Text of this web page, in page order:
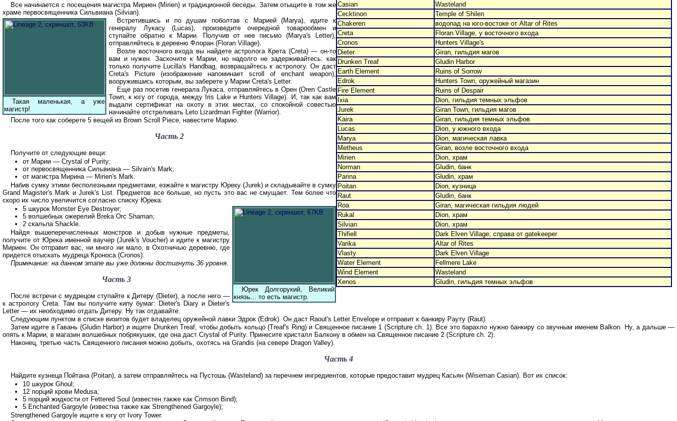
Casian
Wasteland
Сecktinon
Temple of Shilen
Chakeren
водопад на юго-востоке от Altar of Rites
Creta
Floran Village, у восточного входа
Cronos
Hunters Village's
Dieter
Giran, гильдия магов
Drunken Treaf
Gludin Harbor
Earth Element
Ruins of Sorrow
Edrok
Hunters Town, оружейный магазин
Fire Element
Ruins of Despair
Ixia
Dion, гильдия темных эльфов
Jurek
Giran Town, гильдия магов
Kaira
Giran, гильдия темных эльфов
Lucas
Dion, у южного входа
Marya
Dion, магическая лавка
Metheus
Giran, возле восточного входа
Mirien
Dion, храм
Norman
Gludin, банк
Parina
Gludin, храм
Poitan
Dion, кузница
Raut
Gludin, банк
Roa
Giran, магическая гильдия людей
Rukal
Dion, храм
Silvian
Dion, храм
Thifiell
Dark Elven Village, справа от gatekeeper
Varika
Altar of Rites
Vlasty
Dark Elven Village
Water Element
Fellmere Lake
Wind Element
Wasteland
Xenos
Gludin, гильдия темных эльфов
Все начинается с посещения магистра Мириен (Mirien) и традиционной беседы. Затем отыщите в том же
храме первосвященника Сильвиана (Silvian).
Такая маленькая, а уже
магистр!
Встретившись и по душам поболтав с Марией (Marya), идите к
генералу Лукасу (Lucas), произведите очередной товарообмен и
ступайте обратно к Марии. Получив от нее письмо (Marya's Letter),
отправляйтесь в деревню Флоран (Floran Village).
Возле восточного входа вы найдете астролога Крета (Creta) — он-то
вам и нужен. Заскочите к Марии, но надолго не задерживайтесь: как
только получите Lucilla's Handbag, возвращайтесь к астрологу. Он даст
Creta's Picture (изображение напоминает scroll of enchant weapon),
вооружившись которым, вы заберете у Марии Creta's Letter.
Еще раз посетив генерала Лукаса, отправляйтесь в Орен (Oren Castle
Town, к югу от города, между Iris Lake и Hunters Village). И, так как вам
выдали сертификат на охоту в этих местах, со спокойной совестью
начинайте отстреливать Leto Lizardman Fighter (Warrior).
После того как соберете 5 вещей из Brown Scroll Piece, навестите Марию.
Часть 2
Получите от следующие вещи:
от Марии — Crystal of Purity;
от первосвященника Сильвиана — Silvain's Mark;
от магистра Мирина — Mirien's Mark.
Набив сумку этими бесполезными предметами, езжайте к магистру Юреку (Jurek) и складывайте в сумку
Grand Magister's Mark и Jurek's List. Предметов все больше, но пусть это вас не смущает. Тем более что
скоро их число увеличится согласно списку Юрека:
Юрек Долгорукий, Великий
князь... то есть магистр.
5 шкурок Monster Eye Destroyer;
5 волшебных ожерелий Breka Orc Shaman;
2 скальпа Shackle.
Найдя вышеперечисленных монстров и добыв нужные предметы,
получите от Юрека именной ваучер (Jurek's Voucher) и идите к магистру
Мириен. Он отправит вас, ни много ни мало, в Охотничью деревню, где
придется отыскать мудреца Кроноса (Cronos).
Примечание: на данном этапе вы уже должны достигнуть 36 уровня.
Часть 3
После встречи с мудрецом ступайте к Дитеру (Dieter), а после него —
к астрологу Creta. Там вы получите кипу бумаг: Dieter's Diary и Dieter's
Letter — их необходимо отдать Дитеру. Ну так отдавайте.
Следующим пунктом в списке визитов будет владелец оружейной лавки Эдрок (Edrok). Он даст Raout's Letter Envelope и отправит к банкиру Рауту (Raut).
Затем идите в Гавань (Gludin Harbor) и ищите Drunken Treaf, чтобы добыть кольцо (Treaf's Ring) и Священное писание 1 (Scripture ch. 1). Все это барахло нужно банкиру со звучным именем Balkon. Ну, а дальше —
опять к Марии, в магазин волшебных побрякушек, где она даст Crystal of Purity. Принесите кристалл Балкону в обмен на Священное писание 2 (Scripture ch. 2).
Наконец, третью часть Священного писания можно добыть, охотясь на Grandis (на севере Dragon Valley).
Часть 4
Найдите кузнеца Пойтана (Poitan), а затем отправляйтесь на Пустошь (Wasteland) за перечнем ингредиентов, которые предоставит мудрец Касьян (Wiseman Casian). Вот их список:
10 шкурок Ghoul;
12 порций крови Medusa;
5 порций жидкости от Fettered Soul (известен также как Crimson Bind);
5 Enchanted Gargoyle (известна также как Strengthened Gargoyle);
Strengthened Gargoyle ищите к югу от Ivory Tower.